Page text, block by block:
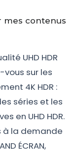
mes contenus
UHD HDR
vous sur les
4K HDR :
séries et les
en UHD HDR.
à la demande
ÉCRAN,